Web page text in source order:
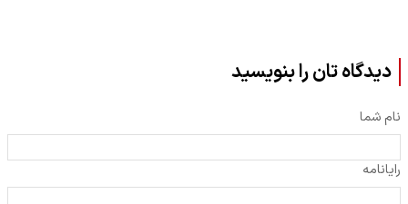
دیدگاه تان را بنویسید
نام شما
رایانامه